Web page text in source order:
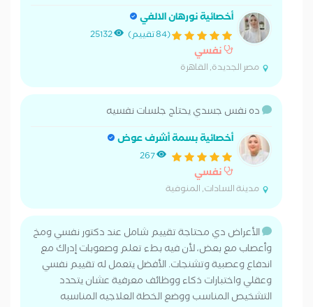
أخصائية نورهان الالفي
(84 تقييم) 25132
نفسي
مصر الجديدة, القاهرة
ده نفس جسدي يحتاج جلسات نفسيه
أخصائية بسمة أشرف عوض
267
نفسي
مدينة السادات, المنوفية
الأعراض دي محتاجة تقييم شامل عند دكتور نفسي ومخ
وأعصاب مع بعض، لأن فيه بطء تعلم وصعوبات إدراك مع
اندفاع وعصبية وتشنجات. الأفضل يتعمل له تقييم نفسي
وعقلي واختبارات ذكاء ووظائف معرفية عشان يتحدد
التشخيص المناسب ووضع الخطة العلاجيه المناسبه